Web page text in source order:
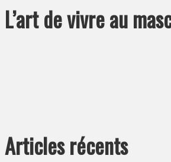
L’art de vivre au
Articles récents